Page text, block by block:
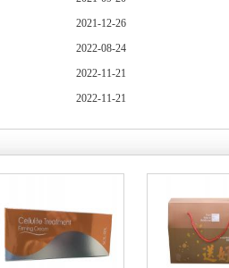
2021-12-26
2022-08-24
2022-11-21
2022-11-21